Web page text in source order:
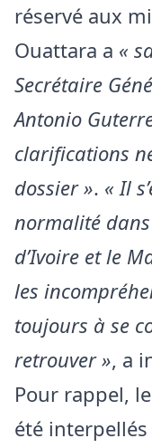
réservé aux
Ouattara a «
Secrétaire
Antonio
clarifications
dossier ». « Il
normalité
d’Ivoire et le
les
toujours à se
retrouver », a
Pour rappel,
été